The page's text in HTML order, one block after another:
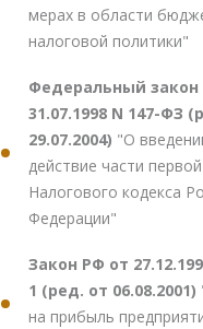
мерах в области
налоговой политики"
Федеральный закон
31.07.1998 N 147-ФЗ
29.07.2004) "О
действие части первой
Налогового кодекса
Федерации"
Закон РФ от
1 (ред. от 06.08.2001)
на прибыль